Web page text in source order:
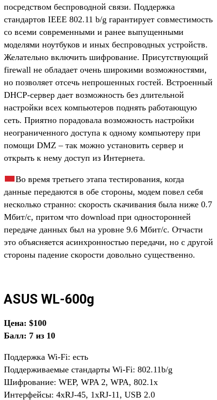
посредством беспроводной связи. Поддержка
стандартов IEEE 802.11 b/g гарантирует совместимость
со всеми современными и ранее выпущенными
моделями ноутбуков и иных беспроводных устройств.
Желательно включить шифрование. Присутствующий
firewall не обладает очень широкими возможностями,
но позволяет отсечь непрошенных гостей. Встроенный
DHCP-сервер дает возможность без длительной
настройки всех компьютеров поднять работающую
сеть. Приятно порадовала возможность настройки
неограниченного доступа к одному компьютеру при
помощи DMZ – так можно установить сервер и
открыть к нему доступ из Интернета.
Во время третьего этапа тестирования, когда
данные передаются в обе стороны, модем повел себя
несколько странно: скорость скачивания была ниже 0.7
Мбит/с, притом что download при односторонней
передаче данных был на уровне 9.6 Мбит/с. Отчасти
это объясняется асинхронностью передачи, но с другой
стороны падение скорости довольно существенно.
ASUS WL-600g
Цена: $100
Балл: 7 из 10
Поддержка Wi-Fi: есть
Поддерживаемые стандарты Wi-Fi: 802.11b/g
Шифрование: WEP, WPA 2, WPA, 802.1x
Интерфейсы: 4хRJ-45, 1xRJ-11, USB 2.0